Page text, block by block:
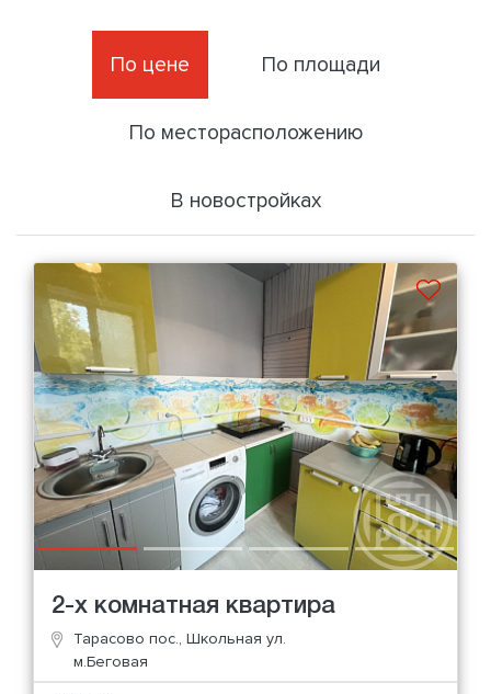
По цене По площади
По месторасположению
В новостройках
2-х комнатная квартира
Тарасово пос., Школьная ул.
м.Беговая